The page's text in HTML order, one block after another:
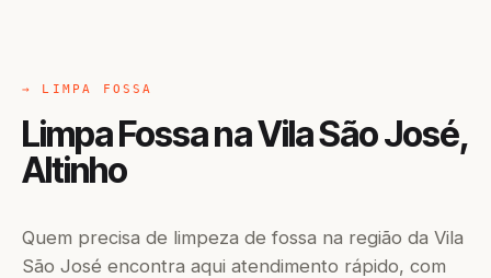
→ LIMPA FOSSA
Limpa Fossa na Vila São José,
Altinho
Quem precisa de limpeza de fossa na região da Vila
São José encontra aqui atendimento rápido, com